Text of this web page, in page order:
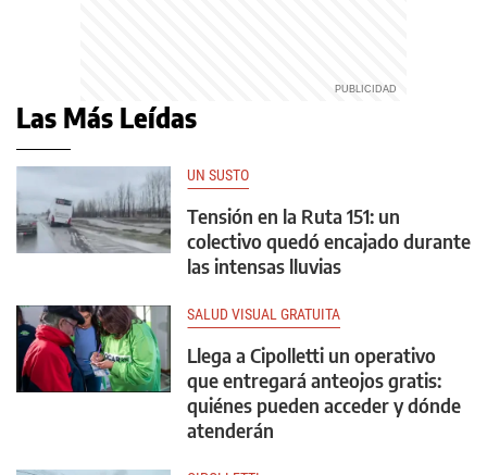
Las Más Leídas
UN SUSTO
Tensión en la Ruta 151: un
colectivo quedó encajado durante
las intensas lluvias
SALUD VISUAL GRATUITA
Llega a Cipolletti un operativo
que entregará anteojos gratis:
quiénes pueden acceder y dónde
atenderán